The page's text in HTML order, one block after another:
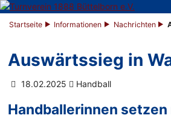
Startseite Informationen Nachrichten
Auswärtssieg in
18.02.2025 Handball
Handballerinnen